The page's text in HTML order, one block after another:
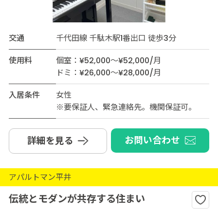
交通
千代田線 千駄木駅1番出口 徒歩3分
使用料
個室：¥52,000～¥52,000/月
ドミ：¥26,000～¥28,000/月
入居条件
女性
※要保証人、緊急連絡先。機関保証可。
詳細を見る お問い合わせ
アパルトマン平井
伝統とモダンが共存する住まい